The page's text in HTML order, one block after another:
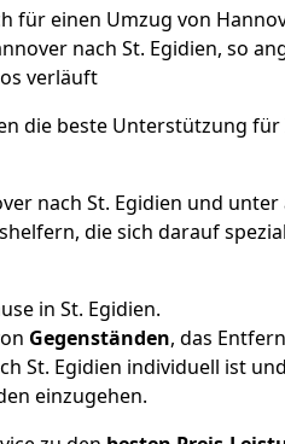
für einen Umzug von
nach St. Egidien, so
verläuft
die beste Unterstützung
nach St. Egidien und
die sich darauf
in St. Egidien.
Gegenständen, das
St. Egidien individuell ist
einzugehen.